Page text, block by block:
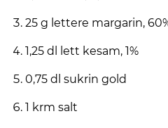
25 g lettere margarin,
1,25 dl lett kesam, 1%
0,75 dl sukrin gold
1 krm salt